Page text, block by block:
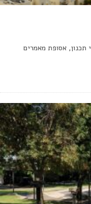
תכנון, אסופת מאמרים